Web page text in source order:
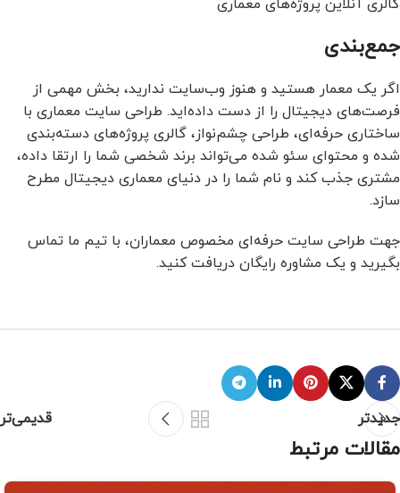
گالری آنلاین پروژه‌های معماری
جمع‌بندی
اگر یک معمار هستید و هنوز وب‌سایت ندارید، بخش مهمی از
فرصت‌های دیجیتال را از دست داده‌اید. طراحی سایت معماری با
ساختاری حرفه‌ای، طراحی چشم‌نواز، گالری پروژه‌های دسته‌بندی
شده و محتوای سئو شده می‌تواند برند شخصی شما را ارتقا داده،
مشتری جذب کند و نام شما را در دنیای معماری دیجیتال مطرح
سازد.
جهت طراحی سایت حرفه‌ای مخصوص معماران، با تیم ما تماس
بگیرید و یک مشاوره رایگان دریافت کنید.
جدیدتر قدیمی‌تر
مقالات مرتبط